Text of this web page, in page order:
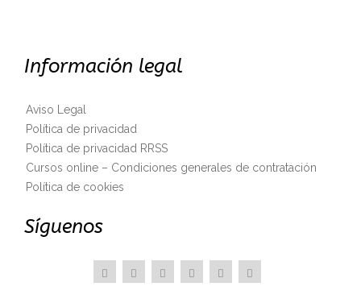
Información legal
Aviso Legal
Política de privacidad
Política de privacidad RRSS
Cursos online – Condiciones generales de contratación
Política de cookies
Síguenos